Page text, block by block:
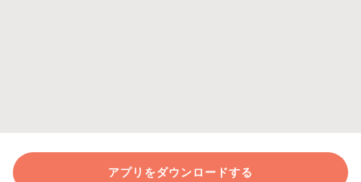
アプリをダウンロードする